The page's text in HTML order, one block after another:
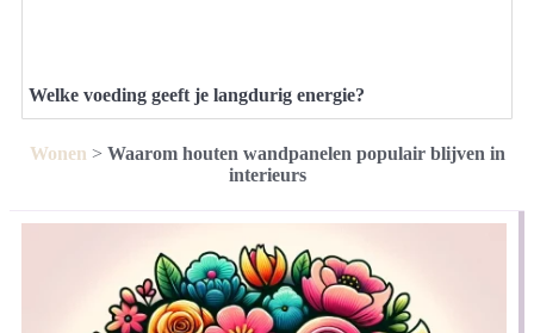
Welke voeding geeft je langdurig energie?
Wonen > Waarom houten wandpanelen populair blijven in
interieurs